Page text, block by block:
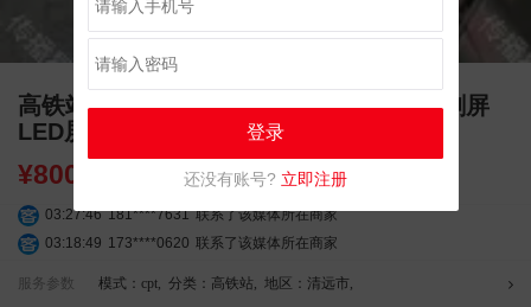
高铁站广告 清远高铁站广告 清远站 独立刷屏
LED屏幕广告
¥8000.00
03:27:46 181****7631 联系了该媒体所在商家
03:18:49 173****0620 联系了该媒体所在商家
03:42:33 158****0746
联系了该媒体所在商家
服务参数 模式：cpt, 分类：高铁站, 地区：清远市,
登录
还没有账号? 立即注册